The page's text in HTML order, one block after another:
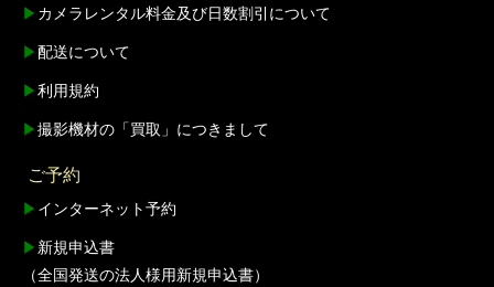
▶ カメラレンタル料金及び日数割引について
▶配送について
▶利用規約
▶撮影機材の「買取」につきまして
ご予約
▶ インターネット予約
▶ 新規申込書
（全国発送の法人様用新規申込書）